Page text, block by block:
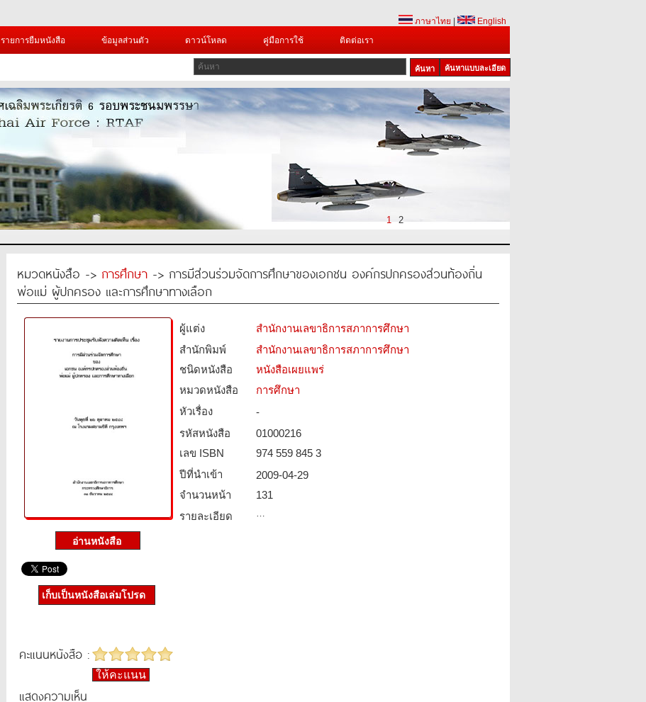
ภาษาไทย
English
รายการยืมหนังสือ ข้อมูลส่วนตัว ดาวน์โหลด คู่มือการใช้ ติดต่อเรา
ค้นหาแบบละเอียด
1 2
หมวดหนังสือ -> การศึกษา -> การมีส่วนร่วมจัดการศึกษาของเอกชน องค์กรปกครองส่วนท้องถิ่น
พ่อแม่ ผู้ปกครอง และการศึกษาทางเลือก
ผู้แต่ง
สำนักงานเลขาธิการสภาการศึกษา
สำนักพิมพ์
สำนักงานเลขาธิการสภาการศึกษา
ชนิดหนังสือ­
หนังสือเผยแพร่
หมวดหนังสือ­
การศึกษา
หัวเรื่อง
-
รหัสหนังสือ­
01000216
เลข ISBN
974 559 845 3
ปีที่นำเข้า
2009-04-29
จำนวนหน้า
131
รายละเอียด
…
เก็บเป็นหนังสือเล่มโปรด
คะแนนหนังสือ :
ให้คะแนน
แสดงความเห็น